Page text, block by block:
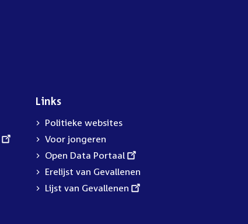
Links
Politieke websites
Voor jongeren
External
link:
Open Data Portaal
Erelijst van Gevallenen
External
Lijst van Gevallenen